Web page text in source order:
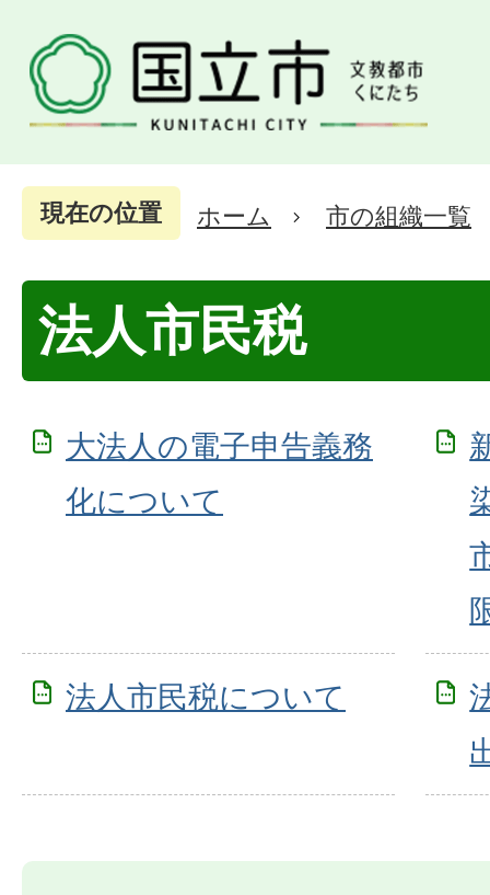
現在の位置 ホーム 市の組織一覧
法人市民税
大法人の電子申告義務
化について
法人市民税について